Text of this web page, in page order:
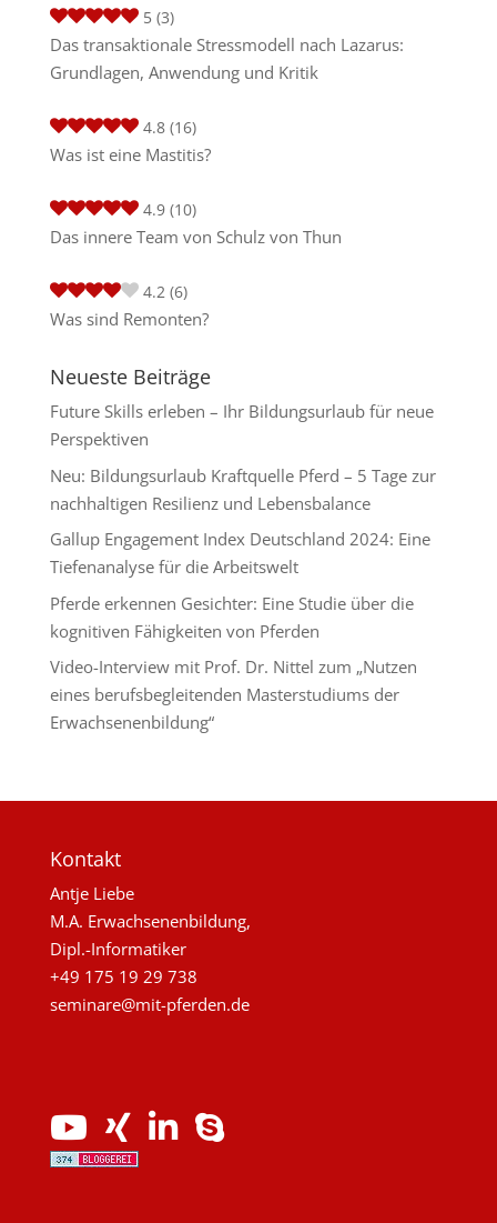
5 (3)
Das transaktionale Stressmodell nach Lazarus:
Grundlagen, Anwendung und Kritik
4.8 (16)
Was ist eine Mastitis?
4.9 (10)
Das innere Team von Schulz von Thun
4.2 (6)
Was sind Remonten?
Neueste Beiträge
Future Skills erleben – Ihr Bildungsurlaub für neue
Perspektiven
Neu: Bildungsurlaub Kraftquelle Pferd – 5 Tage zur
nachhaltigen Resilienz und Lebensbalance
Gallup Engagement Index Deutschland 2024: Eine
Tiefenanalyse für die Arbeitswelt
Pferde erkennen Gesichter: Eine Studie über die
kognitiven Fähigkeiten von Pferden
Video-Interview mit Prof. Dr. Nittel zum „Nutzen
eines berufsbegleitenden Masterstudiums der
Erwachsenenbildung“
Kontakt
Antje Liebe
M.A. Erwachsenenbildung,
Dipl.-Informatiker
+49 175 19 29 738
seminare@mit-pferden.de